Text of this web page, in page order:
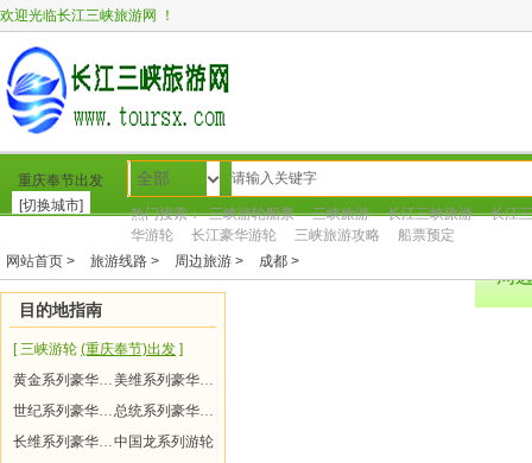
欢迎光临长江三峡旅游网 ！
重庆奉节出发
[切换城市]
全部
热门搜索： 三峡游轮船票 三峡旅游 长江三峡旅游
长江
华游轮
长江豪华游轮 三峡旅游攻略 船票预定
网站首页 转到新网站 三峡游轮 三峡旅游 周
网站首页 > 旅游线路 > 周边旅游 > 成都 >
目的地指南
[ 三峡游轮 (重庆奉节)出发 ]
黄金系列豪华游轮
美维系列豪华游轮
世纪系列豪华游轮
总统系列豪华游轮
长维系列豪华游轮中国龙系列游轮